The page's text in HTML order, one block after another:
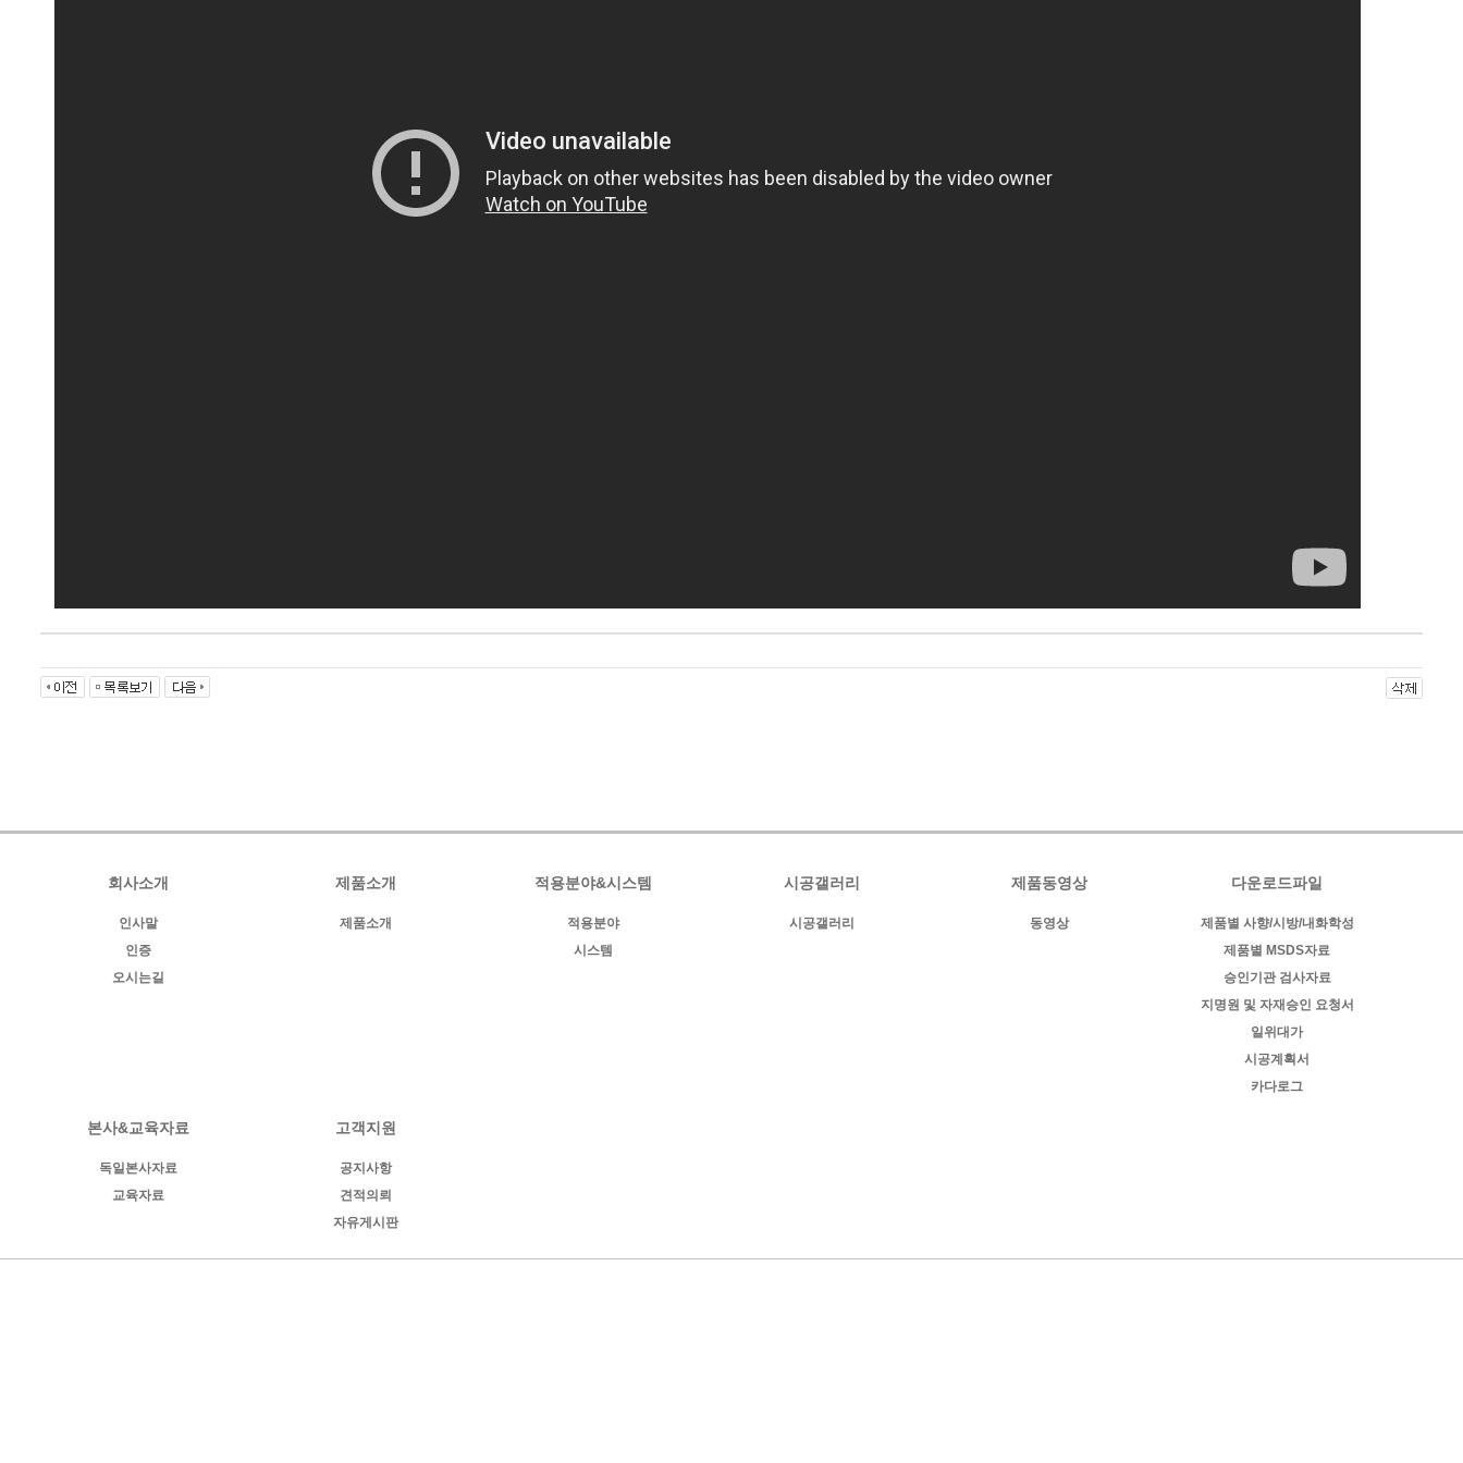
회사소개
인사말
인증
오시는길
제품소개
제품소개
적용분야&시스템
적용분야
시스템
시공갤러리
시공갤러리
제품동영상
동영상
다운로드파일
제품별 사향/시방/내화학성
제품별 MSDS자료
승인기관 검사자료
지명원 및 자재승인 요청서
일위대가
시공계획서
카다로그
본사&교육자료
독일본사자료
교육자료
고객지원
공지사항
견적의뢰
자유게시판